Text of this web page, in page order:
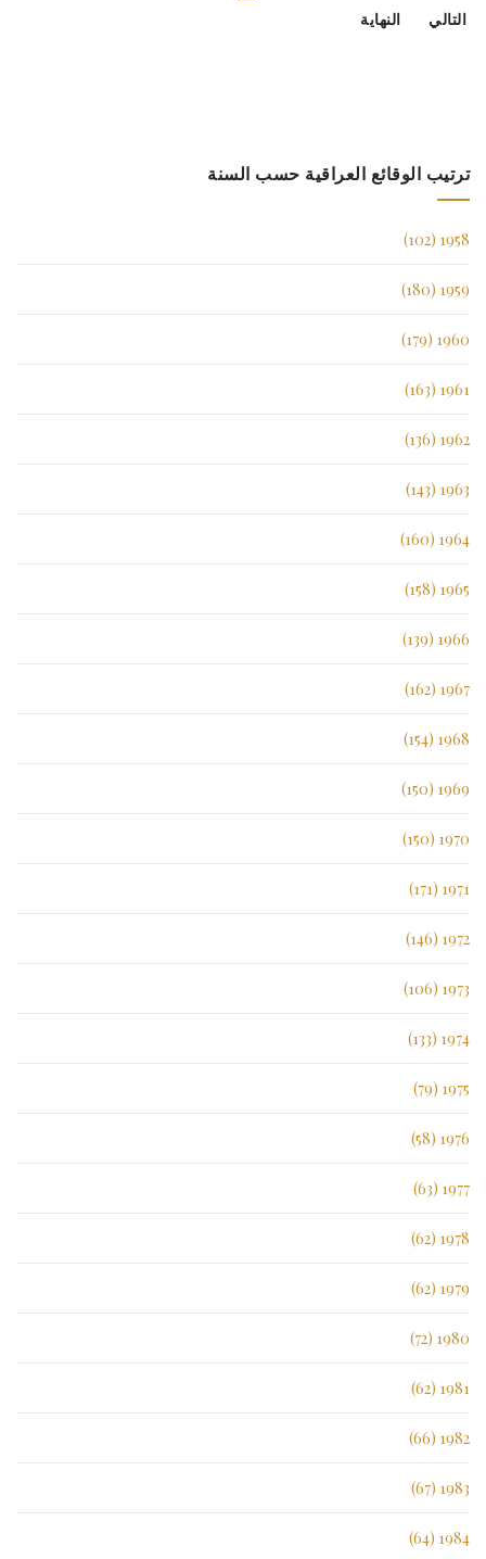
التالي
النهاية
ترتيب الوقائع العراقية حسب السنة
1958 (102)
1959 (180)
1960 (179)
1961 (163)
1962 (136)
1963 (143)
1964 (160)
1965 (158)
1966 (139)
1967 (162)
1968 (154)
1969 (150)
1970 (150)
1971 (171)
1972 (146)
1973 (106)
1974 (133)
1975 (79)
1976 (58)
1977 (63)
1978 (62)
1979 (62)
1980 (72)
1981 (62)
1982 (66)
1983 (67)
1984 (64)